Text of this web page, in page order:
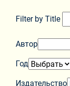
Filter by Title
Автор
Год
Издательство